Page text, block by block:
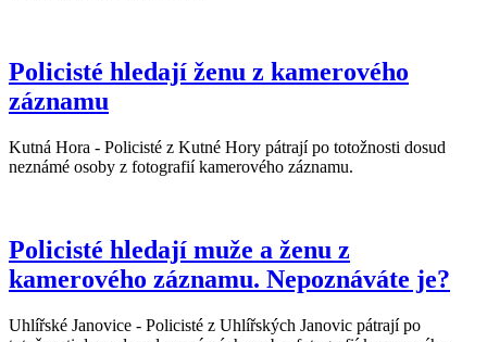
Policisté hledají ženu z kamerového
záznamu
Kutná Hora - Policisté z Kutné Hory pátrají po totožnosti dosud
neznámé osoby z fotografií kamerového záznamu.
Policisté hledají muže a ženu z
kamerového záznamu. Nepoznáváte je?
Uhlířské Janovice - Policisté z Uhlířských Janovic pátrají po